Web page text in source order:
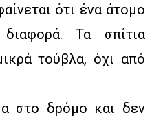
ότι ένα άτομο
Τα σπίτια
τούβλα, όχι από
στο δρόμο και δεν